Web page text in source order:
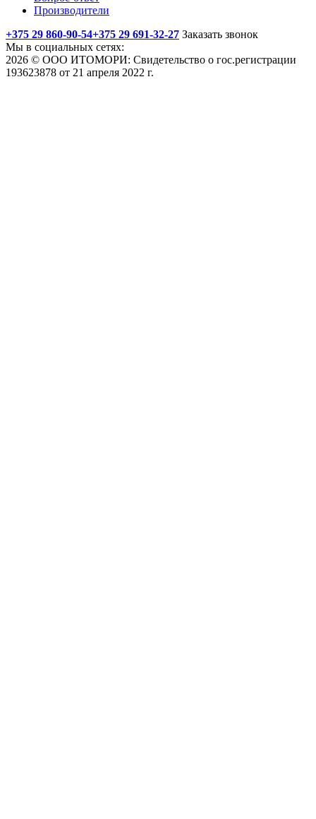
Производители
+375 29 860-90-54+375 29 691-32-27 Заказать звонок
Мы в социальных сетях:
2026 © ООО ИТОМОРИ: Свидетельство о гос.регистрации
193623878 от 21 апреля 2022 г.